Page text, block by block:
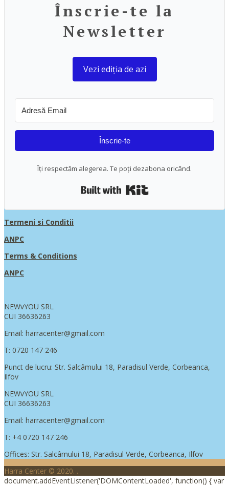
Înscrie-te la
Newsletter
Vezi ediția de azi
Înscrie-te
Îți respectăm alegerea. Te poți dezabona oricând.
Termeni si Conditii
ANPC
Terms & Conditions
ANPC
NEWvYOU SRL
CUI 36636263
Email: harracenter@gmail.com
T: 0720 147 246
Punct de lucru: Str. Salcâmului 18, Paradisul Verde, Corbeanca,
Ilfov
NEWvYOU SRL
CUI 36636263
Email: harracenter@gmail.com
T: +4 0720 147 246
Offices: Str. Salcâmului 18, Paradisul Verde, Corbeanca, Ilfov
Harra Center © 2020. .
document.addEventListener('DOMContentLoaded', function() { var